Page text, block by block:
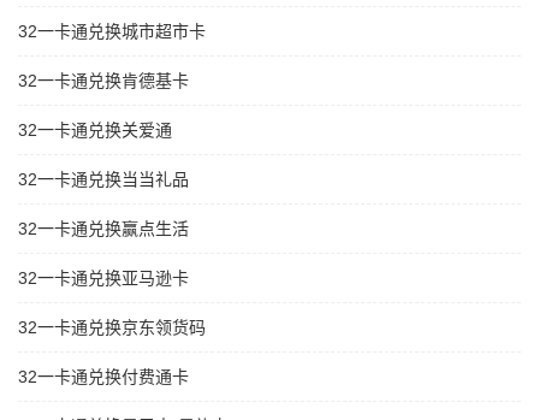
32一卡通兑换城市超市卡
32一卡通兑换肯德基卡
32一卡通兑换关爱通
32一卡通兑换当当礼品
32一卡通兑换赢点生活
32一卡通兑换亚马逊卡
32一卡通兑换京东领货码
32一卡通兑换付费通卡